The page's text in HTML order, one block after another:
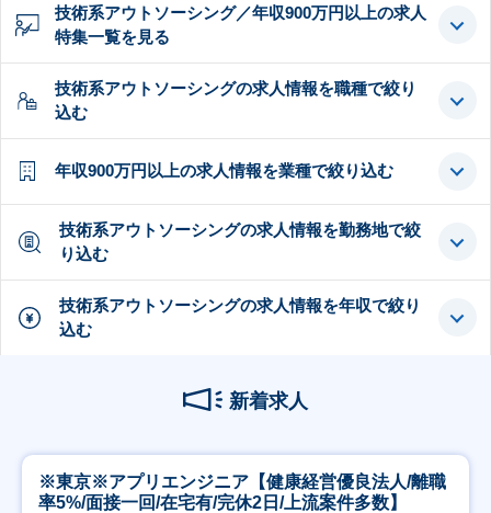
技術系アウトソーシング／年収900万円以上の求人
特集一覧を見る
技術系アウトソーシングの求人情報を職種で絞り
込む
年収900万円以上の求人情報を業種で絞り込む
技術系アウトソーシングの求人情報を勤務地で絞
り込む
技術系アウトソーシングの求人情報を年収で絞り
込む
新着求人
※東京※アプリエンジニア【健康経営優良法人/離職
率5%/面接一回/在宅有/完休2日/上流案件多数】